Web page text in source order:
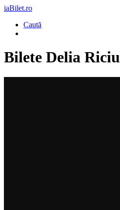
iaBilet.ro
Caută
Bilete Delia Riciu